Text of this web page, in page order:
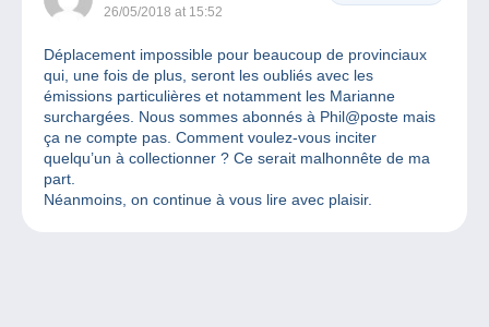
26/05/2018 at 15:52
Déplacement impossible pour beaucoup de provinciaux
qui, une fois de plus, seront les oubliés avec les
émissions particulières et notamment les Marianne
surchargées. Nous sommes abonnés à Phil@poste mais
ça ne compte pas. Comment voulez-vous inciter
quelqu’un à collectionner ? Ce serait malhonnête de ma
part.
Néanmoins, on continue à vous lire avec plaisir.